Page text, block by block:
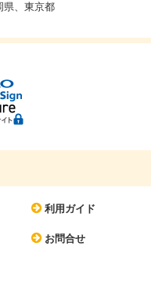
県、東京都
利用ガイド
お問合せ